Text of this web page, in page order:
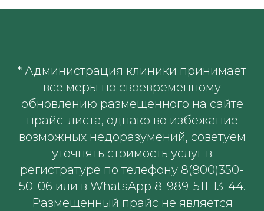
* Администрация клиники принимает
все меры по своевременному
обновлению размещенного на сайте
прайс-листа, однако во избежание
возможных недоразумений, советуем
уточнять стоимость услуг в
регистратуре по телефону 8(800)350-
50-06 или в WhatsApp 8-989-511-13-44.
Размещенный прайс не является